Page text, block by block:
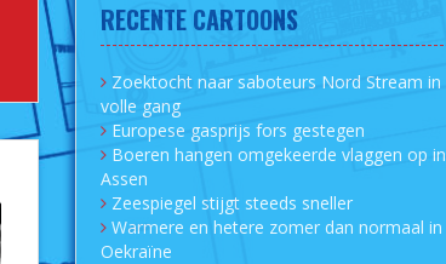
RECENTE CARTOONS
Zoektocht naar saboteurs Nord Stream in
volle gang
Europese gasprijs fors gestegen
Boeren hangen omgekeerde vlaggen op in
Assen
Zeespiegel stijgt steeds sneller
Warmere en hetere zomer dan normaal in
Oekraïne